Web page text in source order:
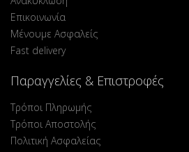
Επικοινωνία
Μένουμε Ασφαλείς
Fast delivery
Παραγγελίες & Επιστροφές
Τρόποι Πληρωμής
Τρόποι Αποστολής
Πολιτική Ασφαλείας